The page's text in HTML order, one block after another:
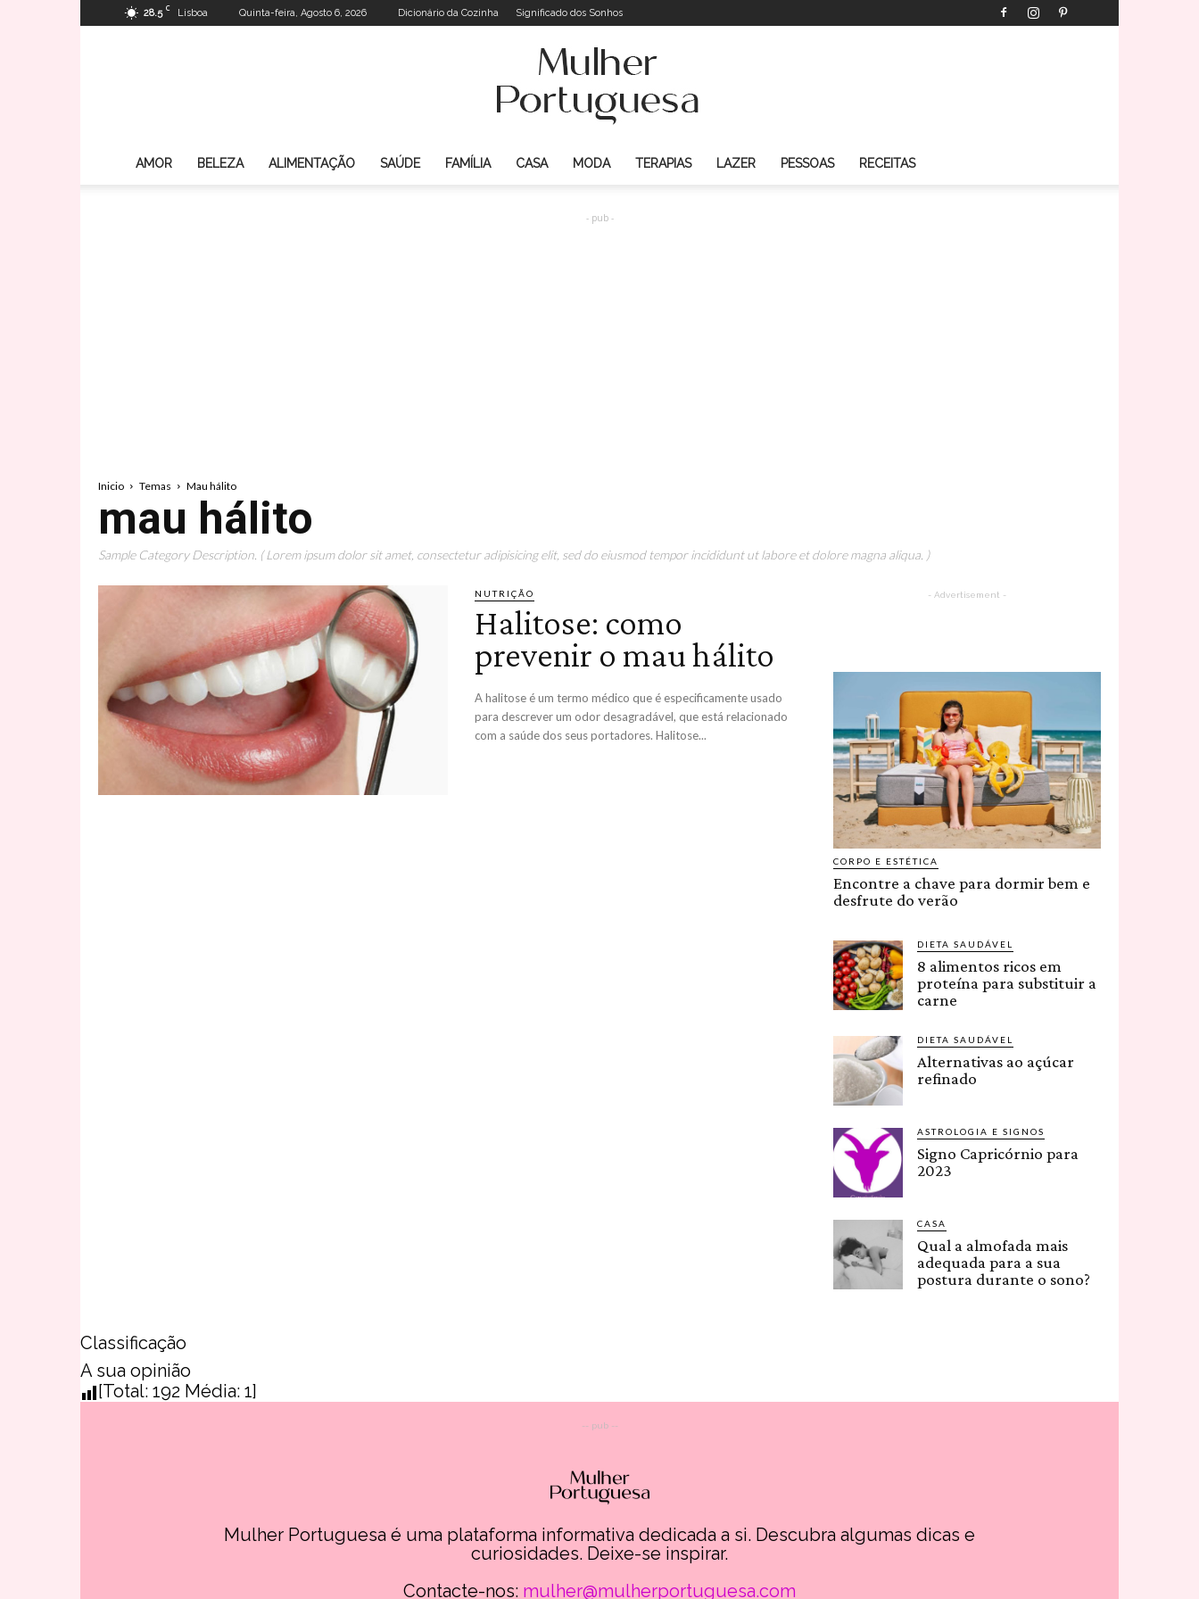
28.5 C Lisboa Quinta-feira, Agosto 6, 2026 Dicionário da Cozinha Significado dos Sonhos
AMOR BELEZA ALIMENTAÇÃO SAÚDE FAMÍLIA CASA MODA TERAPIAS LAZER PESSOAS RECEITAS
- pub -
Inicio Temas Mau hálito
mau hálito
Sample Category Description. ( Lorem ipsum dolor sit amet, consectetur adipisicing elit, sed do eiusmod tempor incididunt ut labore et dolore magna aliqua. )
NUTRIÇÃO
Halitose: como
prevenir o mau hálito
A halitose é um termo médico que é especificamente usado
para descrever um odor desagradável, que está relacionado
com a saúde dos seus portadores. Halitose...
- Advertisement -
CORPO E ESTÉTICA
Encontre a chave para dormir bem e
desfrute do verão
DIETA SAUDÁVEL
8 alimentos ricos em
proteína para substituir a
carne
DIETA SAUDÁVEL
Alternativas ao açúcar
refinado
ASTROLOGIA E SIGNOS
Signo Capricórnio para
2023
CASA
Qual a almofada mais
adequada para a sua
postura durante o sono?
Classificação
A sua opinião
[Total: 192 Média: 1]
-- pub --
Mulher Portuguesa é uma plataforma informativa dedicada a si. Descubra algumas dicas e
curiosidades. Deixe-se inspirar.
Contacte-nos: mulher@mulherportuguesa.com